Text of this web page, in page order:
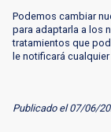
Podemos cambiar
para adaptarla a los
tratamientos que
le notificará
Publicado el 07/06/